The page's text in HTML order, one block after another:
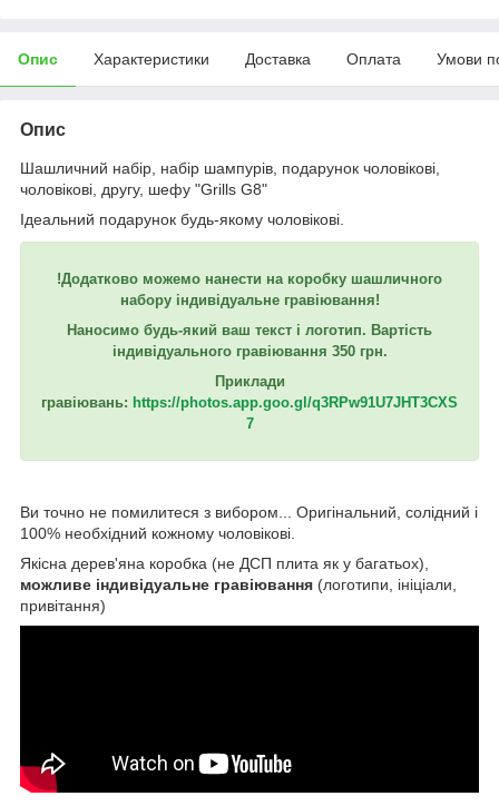
Опис Характеристики Доставка Оплата Умови
Опис
Шашличний набір, набір шампурів, подарунок чоловікові,
чоловікові, другу, шефу "Grills G8"
Ідеальний подарунок будь-якому чоловікові.
!Додатково можемо нанести на коробку шашличного
набору індивідуальне гравіювання!
Наносимо будь-який ваш текст і логотип. Вартість
індивідуального гравіювання 350 грн.
Приклади
гравіювань: https://photos.app.goo.gl/q3RPw91U7JHT3CXS
7
Ви точно не помилитеся з вибором... Оригінальний, солідний і
100% необхідний кожному чоловікові.
Якісна дерев'яна коробка (не ДСП плита як у багатьох),
можливе індивідуальне гравіювання (логотипи, ініціали,
привітання)